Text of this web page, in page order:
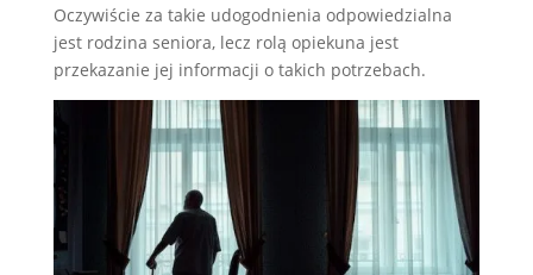
Oczywiście za takie udogodnienia odpowiedzialna
jest rodzina seniora, lecz rolą opiekuna jest
przekazanie jej informacji o takich potrzebach.